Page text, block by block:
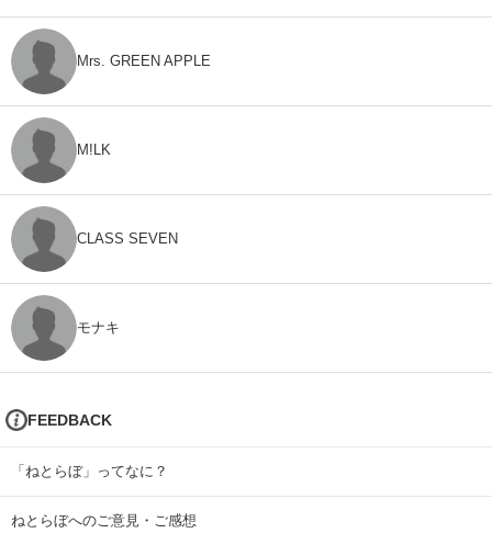
Mrs. GREEN APPLE
M!LK
CLASS SEVEN
モナキ
FEEDBACK
「ねとらぼ」ってなに？
ねとらぼへのご意見・ご感想